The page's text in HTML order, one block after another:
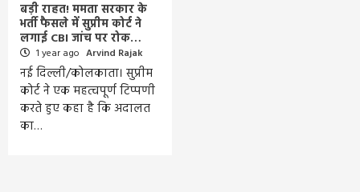
बड़ी राहत! ममता सरकार के
भर्ती फैसले में सुप्रीम कोर्ट ने
लगाई CBI जांच पर रोक…
1 year ago Arvind Rajak
नई दिल्ली/कोलकाता। सुप्रीम
कोर्ट ने एक महत्वपूर्ण टिप्पणी
करते हुए कहा है कि अदालत
का…